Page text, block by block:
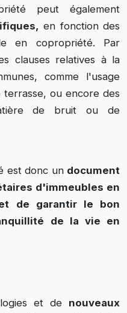
peut également
en fonction des
en copropriété. Par
clauses relatives à la
comme l'usage
ou encore des
de bruit ou de
est donc un document
d'immeubles en
de garantir le bon
de la vie en
et de nouveaux